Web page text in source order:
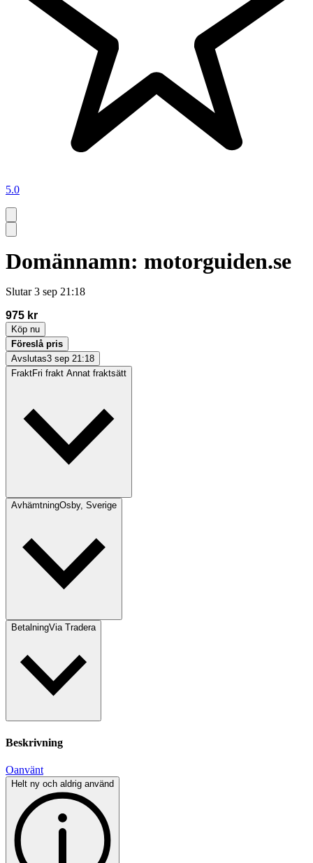
5.0
Domännamn: motorguiden.se
Slutar 3 sep 21:18
975 kr
Köp nu
Föreslå pris
Avslutas3 sep 21:18
FraktFri frakt Annat fraktsätt
AvhämtningOsby, Sverige
BetalningVia Tradera
Beskrivning
Oanvänt
Helt ny och aldrig använd